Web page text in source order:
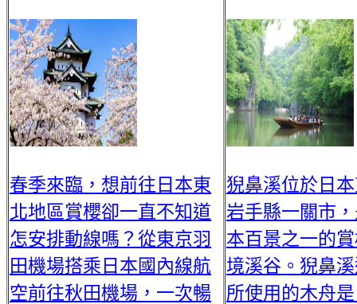
春季來臨，想前往日本東
北地區賞櫻卻一直不知道
怎安排動線嗎？從東京羽
田機場搭乘日本國內線航
空前往秋田機場，一次暢
猊鼻溪位於日
岩手縣一關市
本百景之一的
境溪谷。猊鼻
所使用的木舟